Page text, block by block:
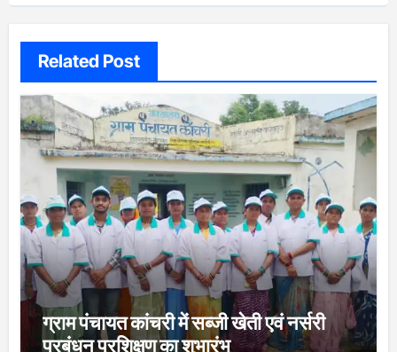
Related Post
ग्राम पंचायत कांचरी में सब्जी खेती एवं नर्सरी
प्रबंधन प्रशिक्षण का शुभारंभ